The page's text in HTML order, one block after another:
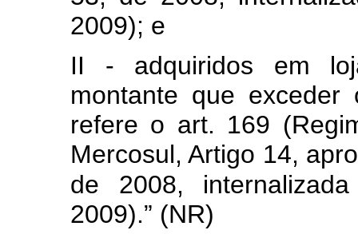
2009); e
II - adquiridos em
montante que
refere o art. 169
Mercosul, Artigo 14,
de 2008,
2009).” (NR)